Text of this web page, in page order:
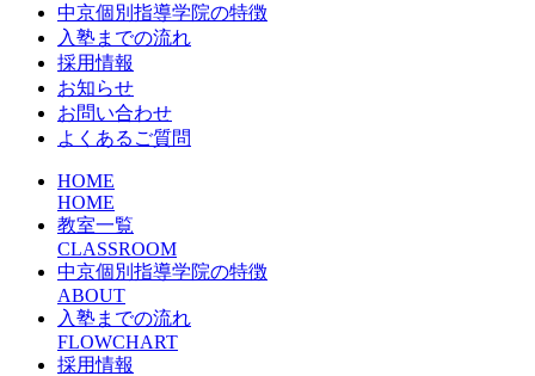
中京個別指導学院の特徴
入塾までの流れ
採用情報
お知らせ
お問い合わせ
よくあるご質問
HOME
HOME
教室一覧
CLASSROOM
中京個別指導学院の特徴
ABOUT
入塾までの流れ
FLOWCHART
採用情報